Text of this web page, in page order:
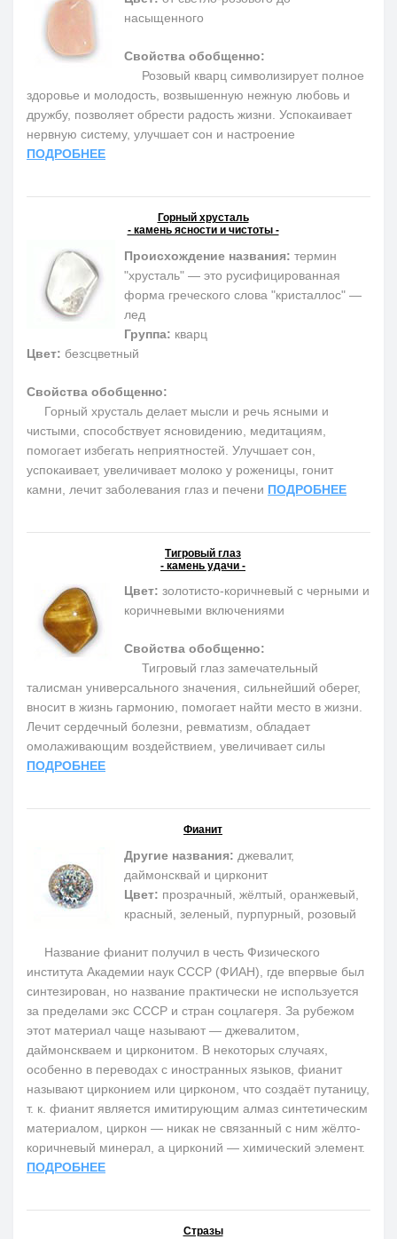
насыщенного
Свойства обобщенно:
Розовый кварц символизирует полное
здоровье и молодость, возвышенную нежную любовь и
дружбу, позволяет обрести радость жизни. Успокаивает
нервную систему, улучшает сон и настроение
ПОДРОБНЕЕ
Горный хрусталь
- камень ясности и чистоты -
Происхождение названия: термин
"хрусталь" — это русифицированная
форма греческого слова "кристаллос" —
лед
Группа: кварц
Цвет: безсцветный
Свойства обобщенно:
Горный хрусталь делает мысли и речь ясными и
чистыми, способствует ясновидению, медитациям,
помогает избегать неприятностей. Улучшает сон,
успокаивает, увеличивает молоко у роженицы, гонит
камни, лечит заболевания глаз и печени ПОДРОБНЕЕ
Тигровый глаз
- камень удачи -
Цвет: золотисто-коричневый с черными и
коричневыми включениями
Свойства обобщенно:
Тигровый глаз замечательный
талисман универсального значения, сильнейший оберег,
вносит в жизнь гармонию, помогает найти место в жизни.
Лечит сердечный болезни, ревматизм, обладает
омолаживающим воздействием, увеличивает силы
ПОДРОБНЕЕ
Фианит
Другие названия: джевалит,
даймонсквай и цирконит
Цвет: прозрачный, жёлтый, оранжевый,
красный, зеленый, пурпурный, розовый
Название фианит получил в честь Физического
института Академии наук СССР (ФИАН), где впервые был
синтезирован, но название практически не используется
за пределами экс СССР и стран соцлагеря. За рубежом
этот материал чаще называют — джевалитом,
даймонскваем и цирконитом. В некоторых случаях,
особенно в переводах с иностранных языков, фианит
называют цирконием или цирконом, что создаёт путаницу,
т. к. фианит является имитирующим алмаз синтетическим
материалом, циркон — никак не связанный с ним жёлто-
коричневый минерал, а цирконий — химический элемент.
ПОДРОБНЕЕ
Стразы